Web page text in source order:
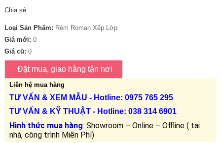
Chia sẻ
Loại Sản Phẩm: Rèm Roman Xếp Lớp
Giá mới: 0
Giá cũ: 0
Liên hệ mua hàng
TƯ VẤN & XEM MẪU - Hotline: 0975 765 295
TƯ VẤN & KỸ THUẬT- Hotline: 038 314 6901
Hình thức mua hàng: Showroom – Online – Offline ( tại
nhà, công trình Miễn Phí)